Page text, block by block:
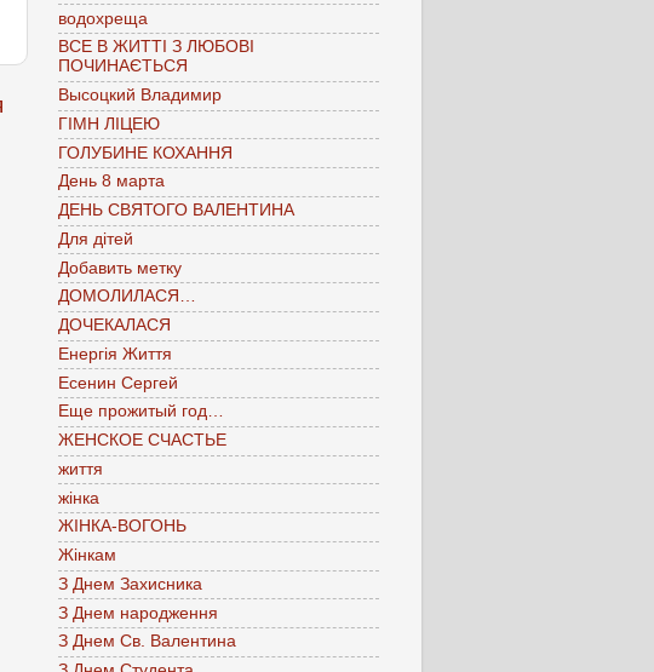
водохреща
ВСЕ В ЖИТТІ З ЛЮБОВІ
ПОЧИНАЄТЬСЯ
Высоцкий Владимир
ГІМН ЛІЦЕЮ
ГОЛУБИНЕ КОХАННЯ
День 8 марта
ДЕНЬ СВЯТОГО ВАЛЕНТИНА
Для дітей
Добавить метку
ДОМОЛИЛАСЯ…
ДОЧЕКАЛАСЯ
Енергія Життя
Есенин Сергей
Еще прожитый год…
ЖЕНСКОЕ СЧАСТЬЕ
життя
жінка
ЖІНКА-ВОГОНЬ
Жінкам
З Днем Захисника
З Днем народження
З Днем Св. Валентина